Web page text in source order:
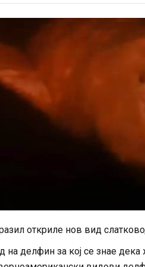
откриле нов вид
на делфин за кој се знае